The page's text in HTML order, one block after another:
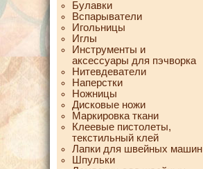
Булавки
Вспарыватели
Игольницы
Иглы
Инструменты и
аксессуары для пэчворка
Нитевдеватели
Наперстки
Ножницы
Дисковые ножи
Маркировка ткани
Клеевые пистолеты,
текстильный клей
Лапки для швейных машин
Шпульки